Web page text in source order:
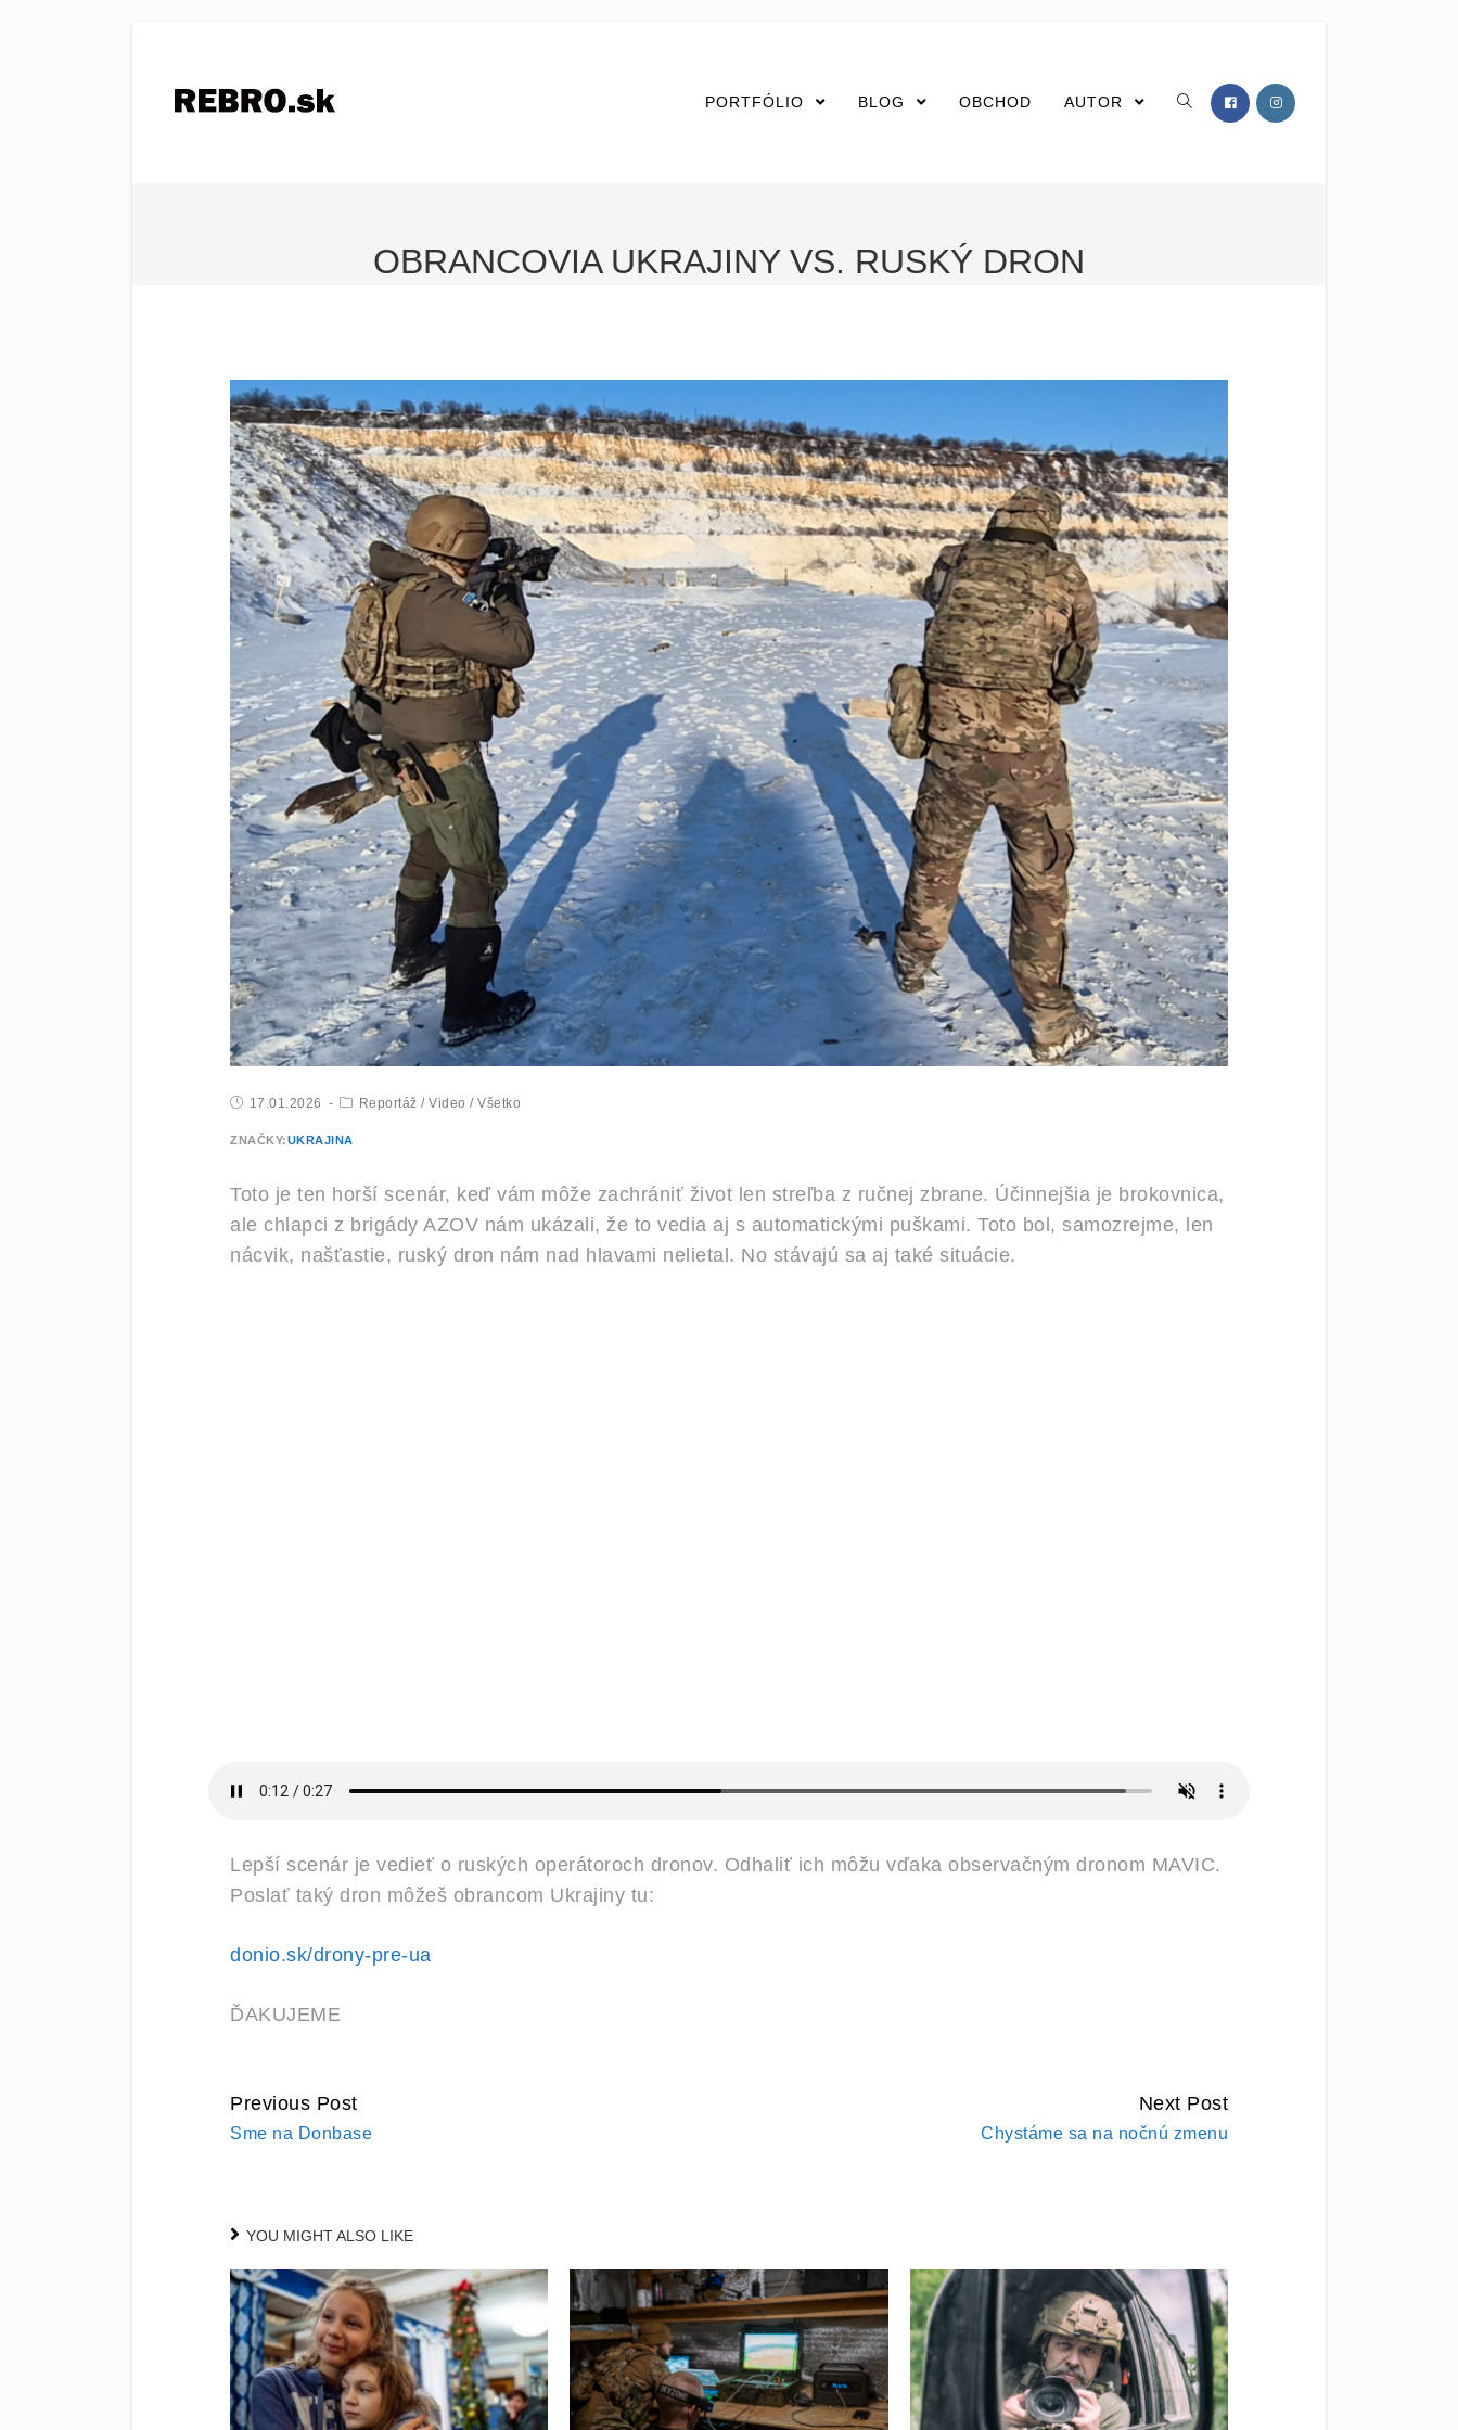
PORTFÓLIO BLOG OBCHOD AUTOR
OBRANCOVIA UKRAJINY VS. RUSKÝ DRON
17.01.2026 Reportáž / Video / Všetko
ZNAČKY:UKRAJINA
Toto je ten horší scenár, keď vám môže zachrániť život len streľba z ručnej zbrane. Účinnejšia je brokovnica,
ale chlapci z brigády AZOV nám ukázali, že to vedia aj s automatickými puškami. Toto bol, samozrejme, len
nácvik, našťastie, ruský dron nám nad hlavami nelietal. No stávajú sa aj také situácie.
Lepší scenár je vedieť o ruských operátoroch dronov. Odhaliť ich môžu vďaka observačným dronom MAVIC.
Poslať taký dron môžeš obrancom Ukrajiny tu:
donio.sk/drony-pre-ua
ĎAKUJEME
CONTINUE
READING
Previous Post
Sme na Donbase
Next Post
Chystáme sa na nočnú zmenu
YOU MIGHT ALSO LIKE